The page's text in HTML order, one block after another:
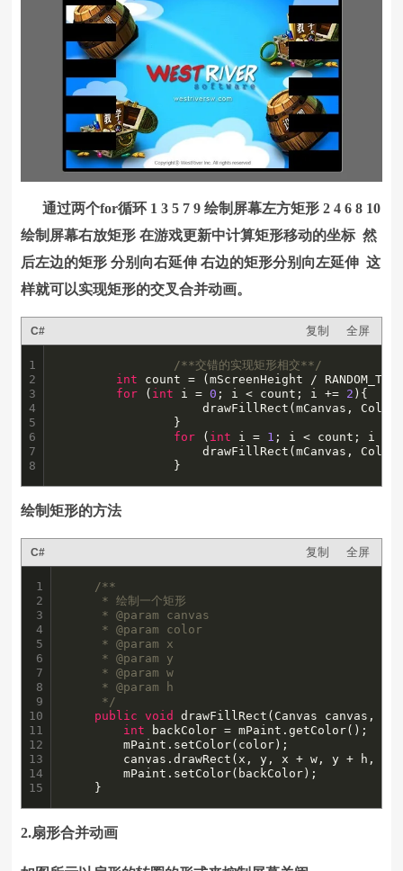
通过两个for循环 1 3 5 7 9 绘制屏幕左方矩形 2 4 6 8 10
绘制屏幕右放矩形 在游戏更新中计算矩形移动的坐标 然
后左边的矩形 分别向右延伸 右边的矩形分别向左延伸 这
样就可以实现矩形的交叉合并动画。
C# 复制 全屏
1
2
3
4
5
6
7
8
/**交错的实现矩形相交**/
int count = (mScreenHeight /
for ( int i = 0 ; i < count; i += 2 ){
drawFillRect(mCanvas,
                }
for ( int i = 1 ; i < count; i
drawFillRect(mCanvas,
                }
绘制矩形的方法
C# 复制 全屏
1
2
3
4
5
6
7
8
9
10
11
12
13
14
15
/**
	 */
public
void drawFillRect(Canvas canvas,
int backColor = mPaint.getColor();
	}
2.扇形合并动画